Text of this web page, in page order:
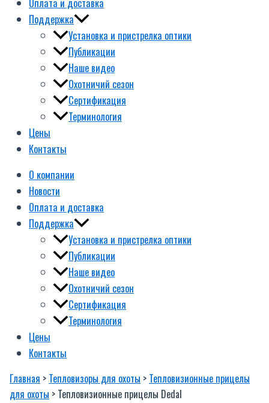
Поддержка
Установка и пристрелка оптики
Публикации
Наше видео
Охотничий сезон
Сертификация
Терминология
Цены
Контакты
О компании
Новости
Оплата и доставка
Поддержка
Установка и пристрелка оптики
Публикации
Наше видео
Охотничий сезон
Сертификация
Терминология
Цены
Контакты
Главная > Тепловизоры для охоты > Тепловизионные прицелы
для охоты > Тепловизионные прицелы Dedal